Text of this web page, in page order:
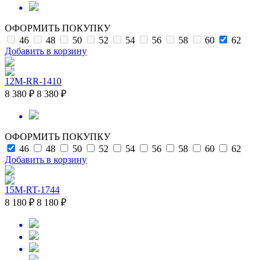
ОФОРМИТЬ ПОКУПКУ
46
48 50 52 54 56 58 60
62
Добавить в корзину
12M-RR-1410
8 380 ₽ 8 380 ₽
ОФОРМИТЬ ПОКУПКУ
46
48 50 52 54 56 58 60
62
Добавить в корзину
15M-RT-1744
8 180 ₽ 8 180 ₽